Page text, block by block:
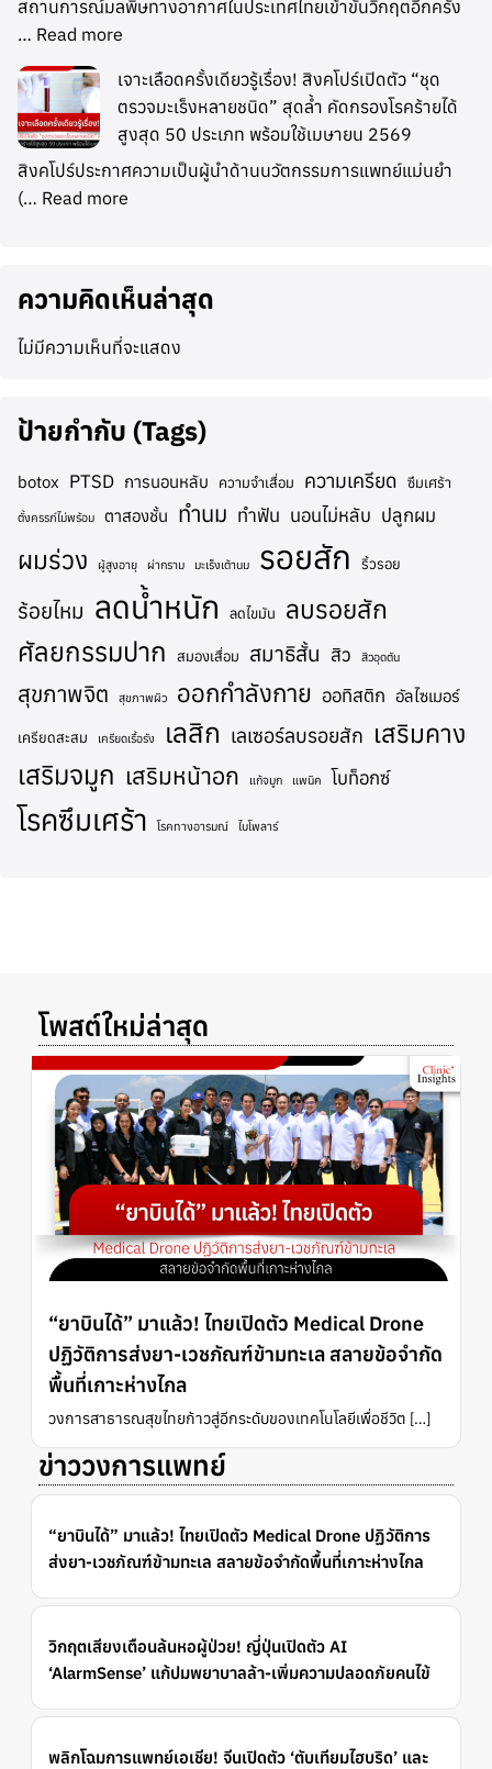
สถานการณ์มลพิษทางอากาศในประเทศไทยเข้าขั้นวิกฤตอีกครั้ง
… Read more
เจาะเลือดครั้งเดียวรู้เรื่อง! สิงคโปร์เปิดตัว “ชุด
ตรวจมะเร็งหลายชนิด” สุดล้ำ คัดกรองโรคร้ายได้
สูงสุด 50 ประเภท พร้อมใช้เมษายน 2569
สิงคโปร์ประกาศความเป็นผู้นำด้านนวัตกรรมการแพทย์แม่นยำ
(… Read more
ความคิดเห็นล่าสุด
ไม่มีความเห็นที่จะแสดง
ป้ายกำกับ (Tags)
botox PTSD การนอนหลับ ความจำเสื่อม ความเครียด ซึมเศร้า
ตั้งครรภ์ไม่พร้อม ตาสองชั้น ทำนม ทำฟัน นอนไม่หลับ ปลูกผม
ผมร่วง ผู้สูงอายุ ผ่ากราม มะเร็งเต้านม รอยสัก ริ้วรอย
ร้อยไหม ลดน้ำหนัก ลดไขมัน ลบรอยสัก
ศัลยกรรมปาก สมองเสื่อม สมาธิสั้น สิว สิวอุดตัน
สุขภาพจิต สุขภาพผิว ออกกำลังกาย ออทิสติก อัลไซเมอร์
เครียดสะสม เครียดเรื้อรัง เลสิก เลเซอร์ลบรอยสัก เสริมคาง
เสริมจมูก เสริมหน้าอก แก้จมูก แพนิค โบท็อกซ์
โรคซึมเศร้า โรคทางอารมณ์ ไบโพลาร์
โพสต์ใหม่ล่าสุด
“ยาบินได้” มาแล้ว! ไทยเปิดตัว Medical Drone
ปฏิวัติการส่งยา-เวชภัณฑ์ข้ามทะเล สลายข้อจำกัด
พื้นที่เกาะห่างไกล
วงการสาธารณสุขไทยก้าวสู่อีกระดับของเทคโนโลยีเพื่อชีวิต […]
ข่าววงการแพทย์
“ยาบินได้” มาแล้ว! ไทยเปิดตัว Medical Drone ปฏิวัติการ
ส่งยา-เวชภัณฑ์ข้ามทะเล สลายข้อจำกัดพื้นที่เกาะห่างไกล
วิกฤตเสียงเตือนล้นหอผู้ป่วย! ญี่ปุ่นเปิดตัว AI
‘AlarmSense’ แก้ปมพยาบาลล้า-เพิ่มความปลอดภัยคนไข้
พลิกโฉมการแพทย์เอเชีย! จีนเปิดตัว ‘ตับเทียมไฮบริด’ และ